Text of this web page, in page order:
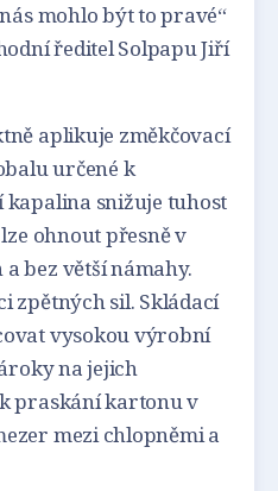
mohlo být to pravé“
ředitel Solpapu Jiří
aplikuje změkčovací
určené k
kapalina snižuje tuhost
ohnout přesně v
bez větší námahy.
zpětných sil. Skládací
vysokou výrobní
na jejich
praskání kartonu v
mezi chlopněmi a